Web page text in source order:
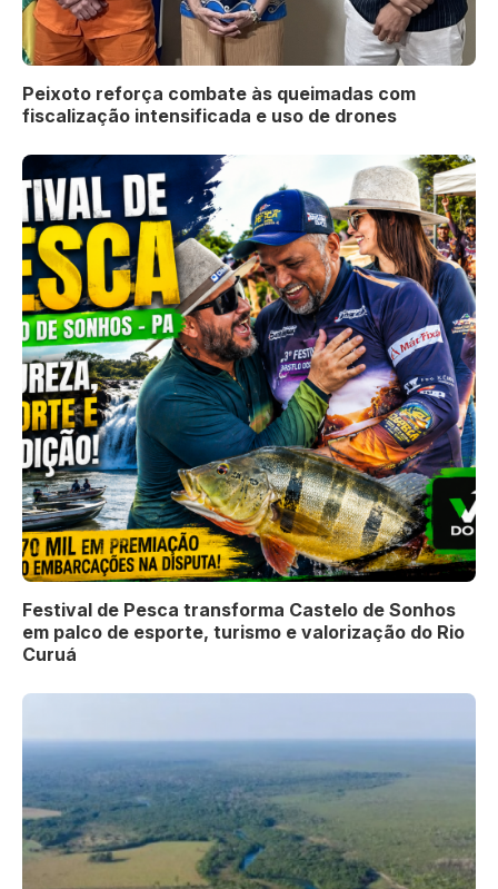
Peixoto reforça combate às queimadas com
fiscalização intensificada e uso de drones
Festival de Pesca transforma Castelo de Sonhos
em palco de esporte, turismo e valorização do Rio
Curuá